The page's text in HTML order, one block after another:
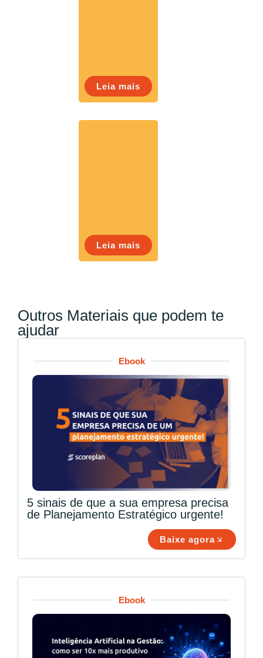
Leia mais
Leia mais
Outros Materiais que podem te
ajudar
Ebook
5 sinais de que a sua empresa precisa
de Planejamento Estratégico urgente!
Baixe agora
Ebook